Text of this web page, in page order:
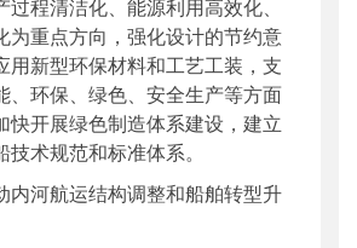
程清洁化、能源利用高效化、
为重点方向，强化设计的节约意
用新型环保材料和工艺工装，支
、环保、绿色、安全生产等方面
快开展绿色制造体系建设，建立
术规范和标准体系。
内河航运结构调整和船舶转型升